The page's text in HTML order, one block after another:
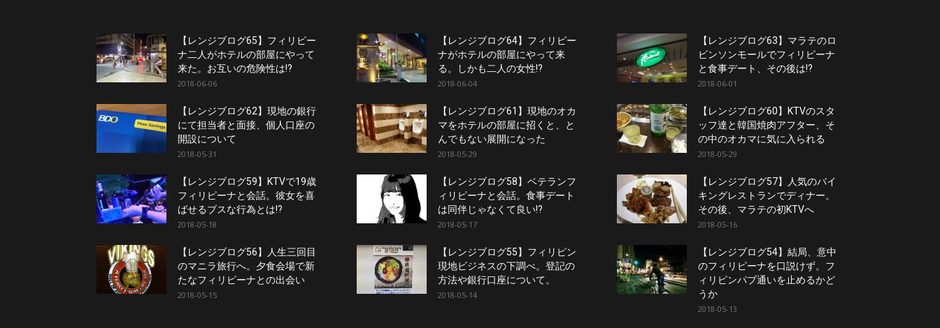
【レンジブログ65】フィリピー
ナ二人がホテルの部屋にやって
来た。お互いの危険性は!?
2018-06-06
【レンジブログ64】フィリピー
ナがホテルの部屋にやって来
る。しかも二人の女性!?
2018-06-04
【レンジブログ63】マラテのロ
ビンソンモールでフィリピーナ
と食事デート、その後は!?
2018-06-01
【レンジブログ62】現地の銀行
にて担当者と面接、個人口座の
開設について
2018-05-31
【レンジブログ61】現地のオカ
マをホテルの部屋に招くと、と
んでもない展開になった
2018-05-29
【レンジブログ60】KTVのスタ
ッフ達と韓国焼肉アフター、そ
の中のオカマに気に入られる
2018-05-29
【レンジブログ59】KTVで19歳
フィリピーナと会話。彼女を喜
ばせるブスな行為とは!?
2018-05-18
【レンジブログ58】ベテランフ
ィリピーナと会話。食事デート
は同伴じゃなくて良い!?
2018-05-17
【レンジブログ57】人気のバイ
キングレストランでディナー。
その後、マラテの初KTVへ
2018-05-16
【レンジブログ56】人生三回目
のマニラ旅行へ。夕食会場で新
たなフィリピーナとの出会い
2018-05-15
【レンジブログ55】フィリピン
現地ビジネスの下調べ。登記の
方法や銀行口座について。
2018-05-14
【レンジブログ54】結局、意中
のフィリピーナを口説けず。フ
ィリピンパブ通いを止めるかど
うか
2018-05-13